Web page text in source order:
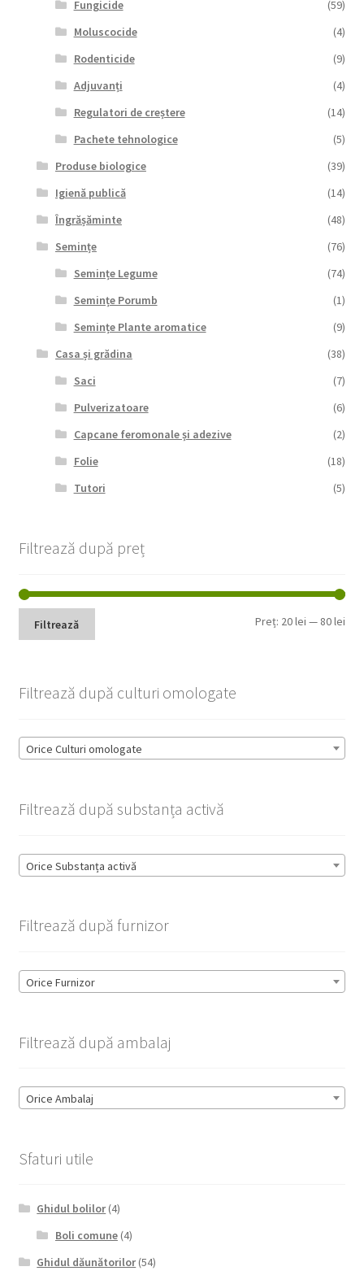
Fungicide
(59)
Moluscocide
(4)
Rodenticide
(9)
Adjuvanți
(4)
Regulatori de creștere
(14)
Pachete tehnologice
(5)
Produse biologice
(39)
Igienă publică
(14)
Îngrășăminte
(48)
Semințe
(76)
Semințe Legume
(74)
Semințe Porumb
(1)
Semințe Plante aromatice
(9)
Casa și grădina
(38)
Saci
(7)
Pulverizatoare
(6)
Capcane feromonale și adezive
(2)
Folie
(18)
Tutori
(5)
Filtrează după preț
Filtrează Preț: 20 lei — 80 lei
Filtrează după culturi omologate
Orice Culturi omologate
Filtrează după substanța activă
Orice Substanța activă
Filtrează după furnizor
Orice Furnizor
Filtrează după ambalaj
Orice Ambalaj
Sfaturi utile
Ghidul bolilor(4)
Boli comune(4)
Ghidul dăunătorilor(54)